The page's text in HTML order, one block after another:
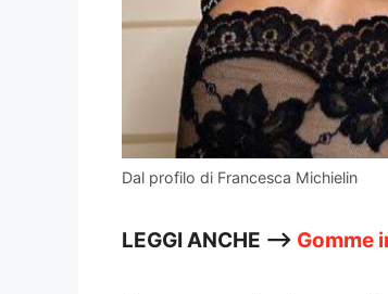
Dal profilo di Francesca Michielin
LEGGI ANCHE —> Gomme